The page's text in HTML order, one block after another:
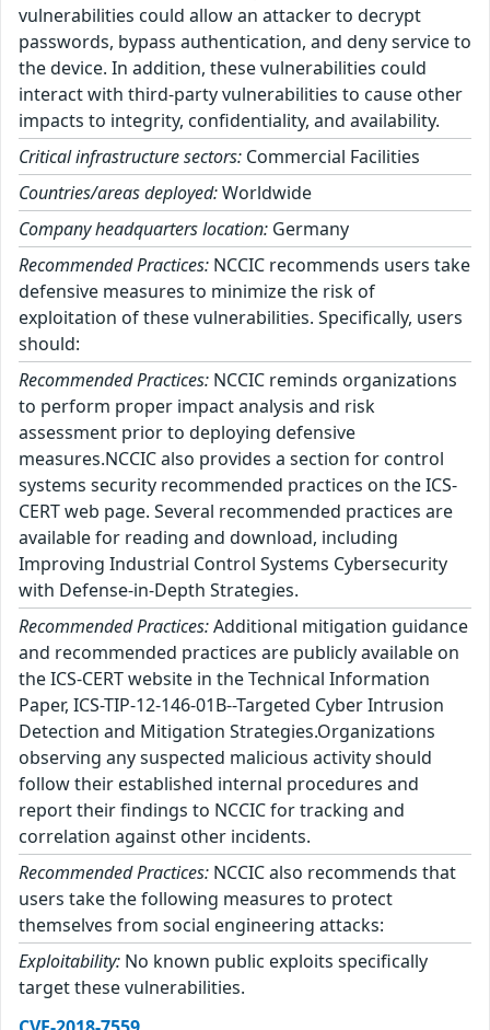
vulnerabilities could allow an attacker to decrypt
passwords, bypass authentication, and deny service to
the device. In addition, these vulnerabilities could
interact with third-party vulnerabilities to cause other
impacts to integrity, confidentiality, and availability.
Critical infrastructure sectors: Commercial Facilities
Countries/areas deployed:Worldwide
Company headquarters location: Germany
Recommended Practices: NCCIC recommends users take
defensive measures to minimize the risk of
exploitation of these vulnerabilities. Specifically, users
should:
Recommended Practices: NCCIC reminds organizations
to perform proper impact analysis and risk
assessment prior to deploying defensive
measures.NCCIC also provides a section for control
systems security recommended practices on the ICS-
CERT web page. Several recommended practices are
available for reading and download, including
Improving Industrial Control Systems Cybersecurity
with Defense-in-Depth Strategies.
Recommended Practices:Additional mitigation guidance
and recommended practices are publicly available on
the ICS-CERT website in the Technical Information
Paper, ICS-TIP-12-146-01B--Targeted Cyber Intrusion
Detection and Mitigation Strategies.Organizations
observing any suspected malicious activity should
follow their established internal procedures and
report their findings to NCCIC for tracking and
correlation against other incidents.
Recommended Practices: NCCIC also recommends that
users take the following measures to protect
themselves from social engineering attacks:
Exploitability: No known public exploits specifically
target these vulnerabilities.